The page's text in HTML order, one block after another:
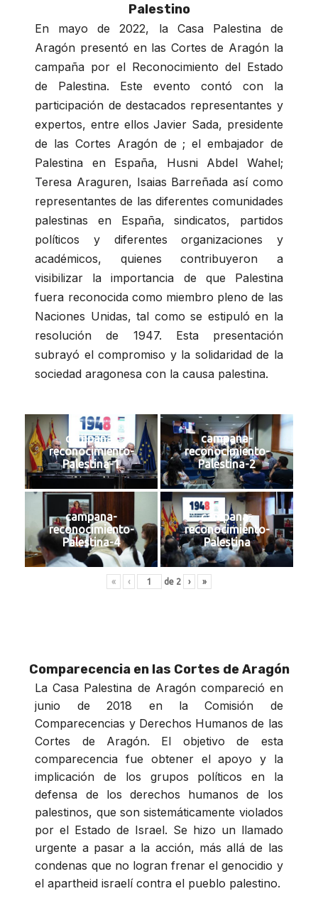
Palestino
En mayo de 2022, la Casa Palestina de
Aragón presentó en las Cortes de Aragón la
campaña por el Reconocimiento del Estado
de Palestina. Este evento contó con la
participación de destacados representantes y
expertos, entre ellos Javier Sada, presidente
de las Cortes Aragón de ; el embajador de
Palestina en España, Husni Abdel Wahel;
Teresa Araguren, Isaias Barreñada así como
representantes de las diferentes comunidades
palestinas en España, sindicatos, partidos
políticos y diferentes organizaciones y
académicos, quienes contribuyeron a
visibilizar la importancia de que Palestina
fuera reconocida como miembro pleno de las
Naciones Unidas, tal como se estipuló en la
resolución de 1947. Esta presentación
subrayó el compromiso y la solidaridad de la
sociedad aragonesa con la causa palestina.
campana-
reconocimiento-
Palestina-1
campana-
reconocimiento-
Palestina-2
campana-
reconocimiento-
Palestina-4
campana-
reconocimiento-
Palestina
« ‹ de 2 › »
Comparecencia en las Cortes de Aragón
La Casa Palestina de Aragón compareció en
junio de 2018 en la Comisión de
Comparecencias y Derechos Humanos de las
Cortes de Aragón. El objetivo de esta
comparecencia fue obtener el apoyo y la
implicación de los grupos políticos en la
defensa de los derechos humanos de los
palestinos, que son sistemáticamente violados
por el Estado de Israel. Se hizo un llamado
urgente a pasar a la acción, más allá de las
condenas que no logran frenar el genocidio y
el apartheid israelí contra el pueblo palestino.